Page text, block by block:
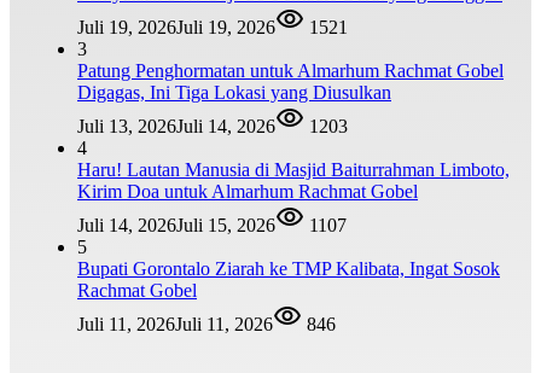
Juli 19, 2026Juli 19, 2026
1521
3
Patung Penghormatan untuk Almarhum Rachmat Gobel
Digagas, Ini Tiga Lokasi yang Diusulkan
Juli 13, 2026Juli 14, 2026
1203
4
Haru! Lautan Manusia di Masjid Baiturrahman Limboto,
Kirim Doa untuk Almarhum Rachmat Gobel
Juli 14, 2026Juli 15, 2026
1107
5
Bupati Gorontalo Ziarah ke TMP Kalibata, Ingat Sosok
Rachmat Gobel
Juli 11, 2026Juli 11, 2026 846